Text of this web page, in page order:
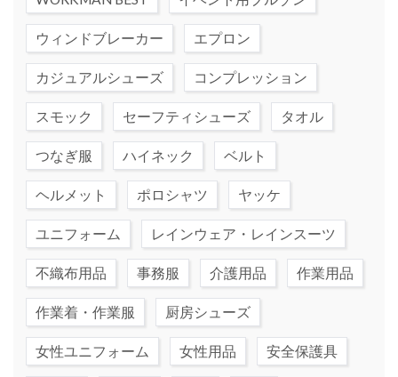
ウィンドブレーカー エプロン
カジュアルシューズ コンプレッション
スモック セーフティシューズ タオル
つなぎ服 ハイネック ベルト
ヘルメット ポロシャツ ヤッケ
ユニフォーム レインウェア・レインスーツ
不織布用品 事務服 介護用品 作業用品
作業着・作業服 厨房シューズ
女性ユニフォーム 女性用品 安全保護具